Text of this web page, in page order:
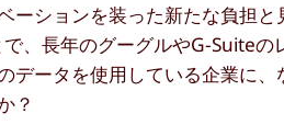
ションを装った新たな負担と
、長年のグーグルやG-Suiteの
データを使用している企業に、
？